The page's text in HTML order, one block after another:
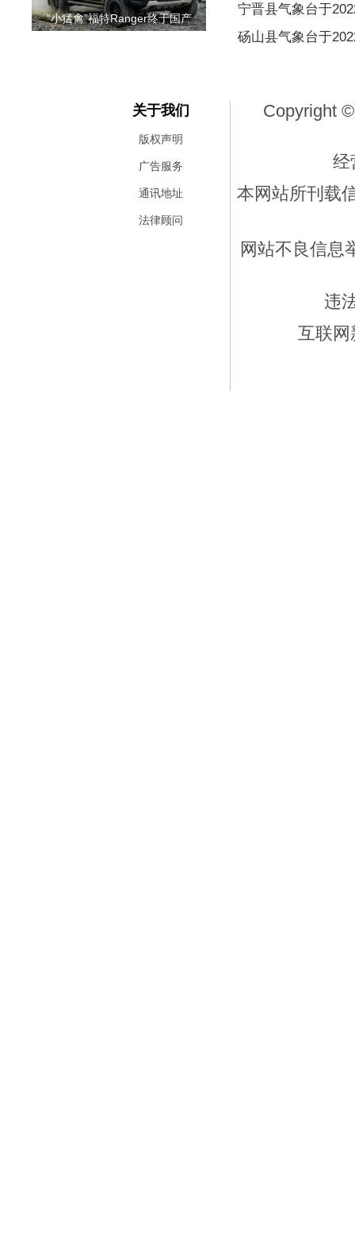
“小猛禽”福特Ranger终于国产
宁晋县气象台于
砀山县气象台于
关于我们
版权声明
广告服务
通讯地址
法律顾问
Copyright
经
本网站所刊载
网站不良信息
违
互联网